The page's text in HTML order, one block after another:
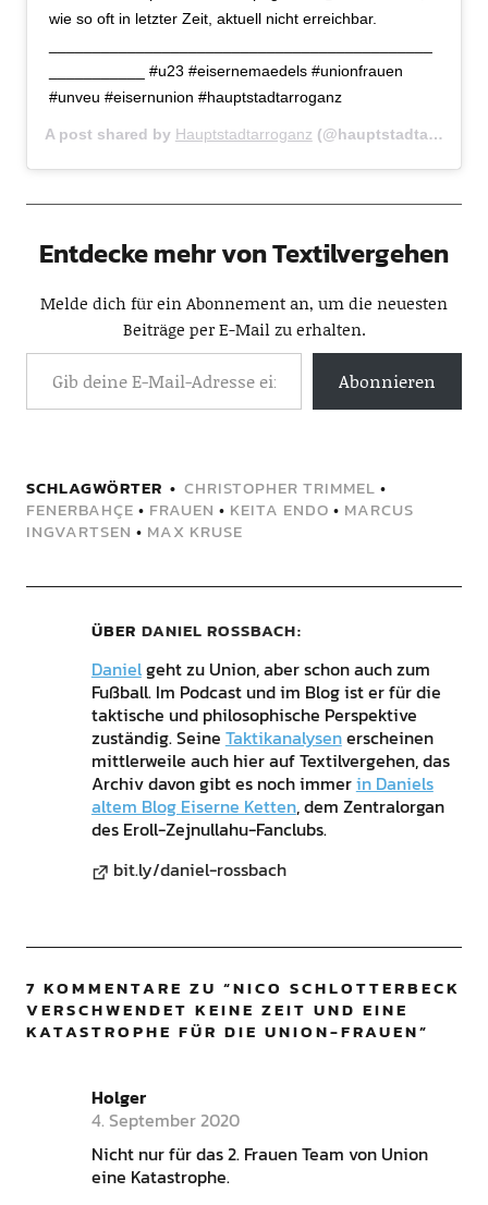
wie so oft in letzter Zeit, aktuell nicht erreichbar.
___________ #u23 #eisernemaedels #unionfrauen
#unveu #eisernunion #hauptstadtarroganz
A post shared by Hauptstadtarroganz (@hauptstadtarroganz_) on
Entdecke mehr von Textilvergehen
Melde dich für ein Abonnement an, um die neuesten
Beiträge per E-Mail zu erhalten.
Abonnieren
SCHLAGWÖRTER CHRISTOPHER TRIMMEL •
FENERBAHÇE • FRAUEN • KEITA ENDO • MARCUS
INGVARTSEN • MAX KRUSE
ÜBER DANIEL ROSSBACH
Danielgeht zu Union, aber schon auch zum
Fußball. Im Podcast und im Blog ist er für die
taktische und philosophische Perspektive
zuständig. Seine Taktikanalysenerscheinen
mittlerweile auch hier auf Textilvergehen, das
Archiv davon gibt es noch immerin Daniels
altem Blog Eiserne Ketten, dem Zentralorgan
des Eroll-Zejnullahu-Fanclubs.
bit.ly/daniel-rossbach
7 KOMMENTARE ZU “NICO SCHLOTTERBECK
VERSCHWENDET KEINE ZEIT UND EINE
KATASTROPHE FÜR DIE UNION-FRAUEN”
Holger
4. September 2020
Nicht nur für das 2. Frauen Team von Union
eine Katastrophe.